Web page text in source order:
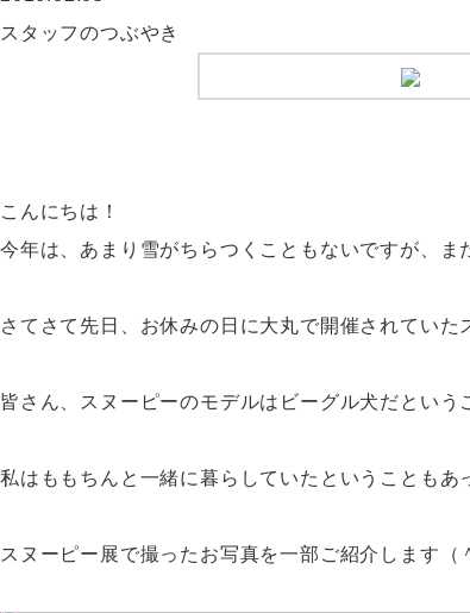
スタッフのつぶやき
こんにちは！
今年は、あまり雪がちらつくこともないですが、ま
さてさて先日、お休みの日に大丸で開催されていた
皆さん、スヌーピーのモデルはビーグル犬だという
私はももちんと一緒に暮らしていたということもあ
スヌーピー展で撮ったお写真を一部ご紹介します（